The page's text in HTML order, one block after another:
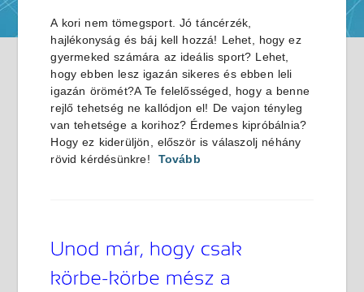
A kori nem tömegsport. Jó táncérzék,
hajlékonyság és báj kell hozzá! Lehet, hogy ez
gyermeked számára az ideális sport? Lehet,
hogy ebben lesz igazán sikeres és ebben leli
igazán örömét?A Te felelősséged, hogy a benne
rejlő tehetség ne kallódjon el! De vajon tényleg
van tehetsége a korihoz? Érdemes kipróbálnia?
Hogy ez kiderüljön, először is válaszolj néhány
rövid kérdésünkre!
Tovább